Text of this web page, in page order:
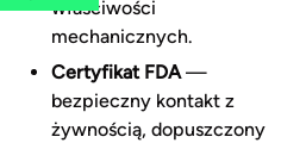
właściwości
mechanicznych.
Certyfikat FDA—
bezpieczny kontakt z
żywnością, dopuszczony